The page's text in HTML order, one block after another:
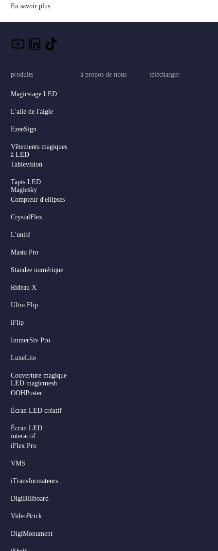
En savoir plus
produits
Magicstage LED
L'aile de l'aigle
EzeeSign
Vêtements magiques
à LED
Tablevision
Tapis LED
Magicsky
Compteur d'ellipses
CrystalFlex
L'unité
Masta Pro
Standee numérique
Rideau X
Ultra Flip
iFlip
ImmerSiv Pro
LuxeLite
Couverture magique
LED magicmesh
OOHPoster
Écran LED créatif
Écran LED
interactif
iFlex Pro
VMS
iTransformateurs
DigiBillboard
VideoBrick
DigiMonument
à propos de nous télécharger
Dutch
Serbian